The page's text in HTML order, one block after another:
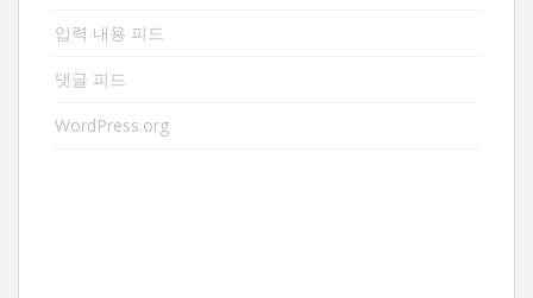
입력 내용 피드
댓글 피드
WordPress.org